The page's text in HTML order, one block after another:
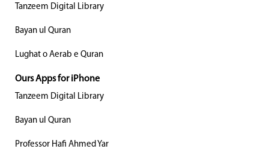
Tanzeem Digital Library
Bayan ul Quran
Lughat o Aerab e Quran
Ours Apps for iPhone
Tanzeem Digital Library
Bayan ul Quran
Professor Hafi Ahmed Yar